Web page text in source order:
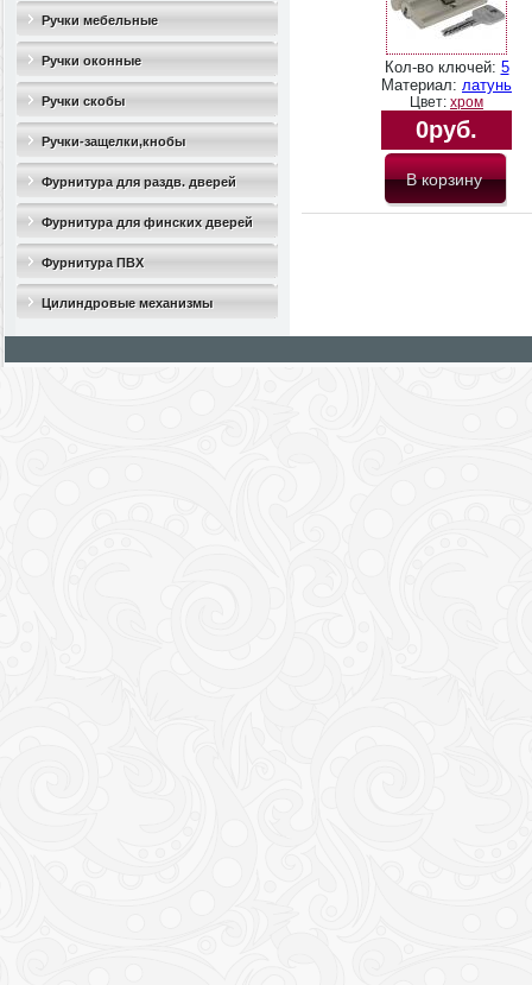
Ручки мебельные
Ручки оконные
Ручки скобы
Ручки-защелки,кнобы
Фурнитура для раздв. дверей
Фурнитура для финских дверей
Фурнитура ПВХ
Цилиндровые механизмы
Кол-во ключей: 5
Материал: латунь
Цвет: хром
0руб.